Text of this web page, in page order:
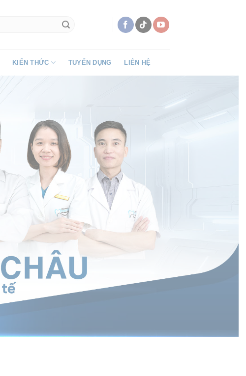
KIẾN THỨC TUYỂN DỤNG LIÊN HỆ